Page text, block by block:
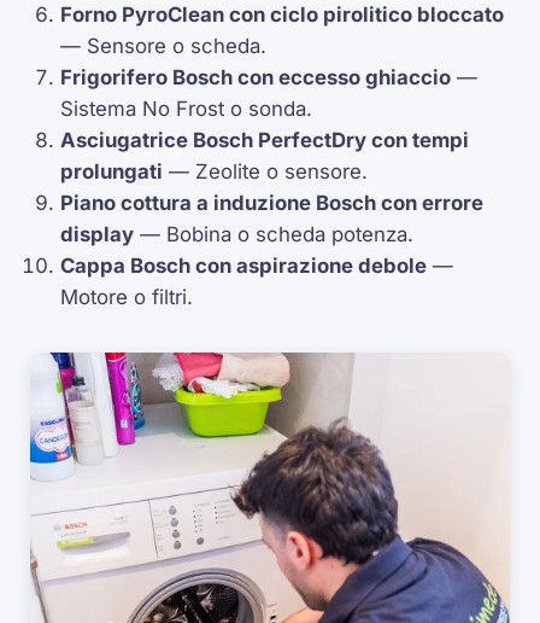
Forno PyroClean con ciclo pirolitico bloccato
— Sensore o scheda.
Frigorifero Bosch con eccesso ghiaccio —
Sistema No Frost o sonda.
Asciugatrice Bosch PerfectDry con tempi
prolungati — Zeolite o sensore.
Piano cottura a induzione Bosch con errore
display — Bobina o scheda potenza.
Cappa Bosch con aspirazione debole —
Motore o filtri.